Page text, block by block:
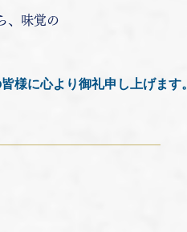
、味覚の
様に心より御礼申し上げます。